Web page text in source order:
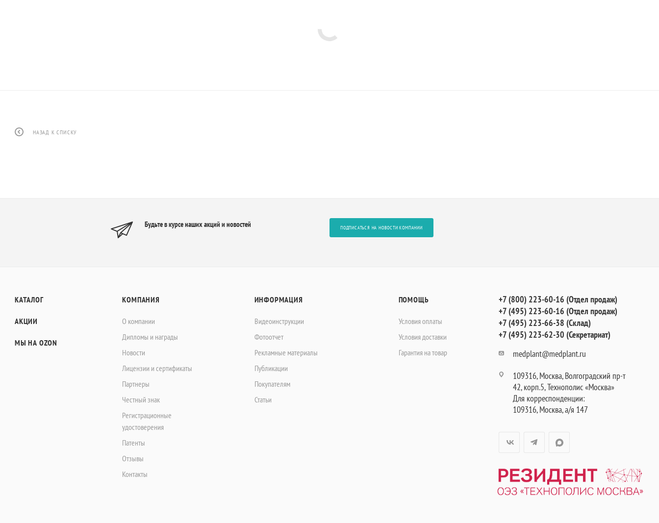
НАЗАД К СПИСКУ
Будьте в курсе наших акций и новостей ПОДПИСАТЬСЯ НА НОВОСТИ КОМПАНИИ
КАТАЛОГ
АКЦИИ
МЫ НА OZON
КОМПАНИЯ
О компании
Дипломы и награды
Новости
Лицензии и сертификаты
Партнеры
Честный знак
Регистрационные
удостоверения
Патенты
Отзывы
Контакты
ИНФОРМАЦИЯ
Видеоинструкции
Фотоотчет
Рекламные материалы
Публикации
Покупателям
Статьи
ПОМОЩЬ
Условия оплаты
Условия доставки
Гарантия на товар
+7 (800) 223-60-16 (Отдел продаж)
+7 (495) 223-60-16 (Отдел продаж)
+7 (495) 223-66-38 (Склад)
+7 (495) 223-62-30 (Секретариат)
medplant@medplant.ru
109316, Москва, Волгоградский пр-т
42, корп.5, Технополис «Москва»
Для корреспонденции:
109316, Москва, а/я 147